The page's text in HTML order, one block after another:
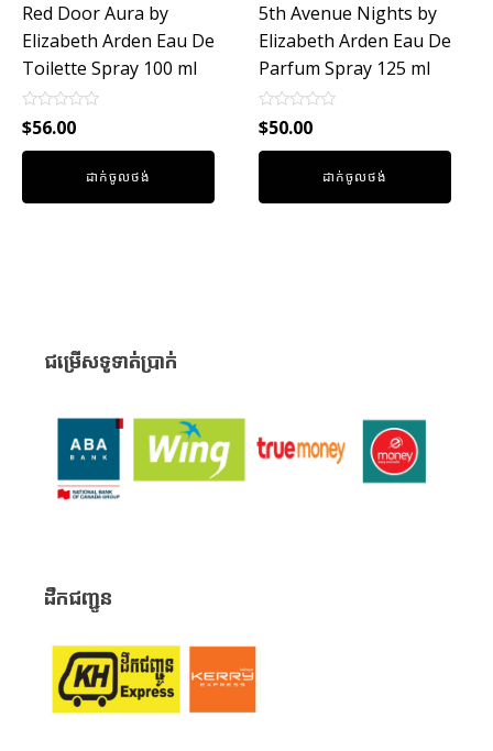
Red Door Aura by
Elizabeth Arden Eau De
Toilette Spray 100 ml
Rated
0
out
$56.00
ដាក់ចូលថង់
5th Avenue Nights by
Elizabeth Arden Eau De
Parfum Spray 125 ml
Rated
0
out
$50.00
ដាក់ចូលថង់
ជម្រើសទូទាត់ប្រាក់
ដឹកជញ្ជូន